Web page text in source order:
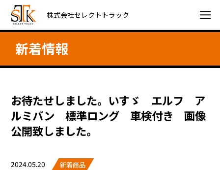
株式会社セレクトトラック
新着情報
お待たせしました。いすゞ エルフ ア
ルミバン 標準ロング 車検付き 画像
公開致しました。
2024.05.20 新着商品